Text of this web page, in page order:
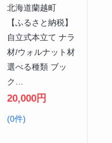
北海道蘭越町
【ふるさと納税】
自立式本立て ナラ
材/ウォルナット材
選べる種類 ブッ
ク…
20,000円
(0件)